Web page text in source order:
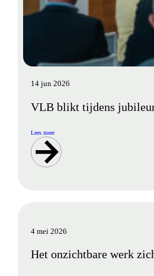
14 jun 2026
VLB blikt tijdens
Lees meer
4 mei 2026
Het onzichtbare werk